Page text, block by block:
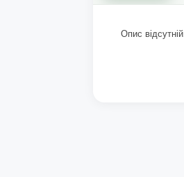
Опис відсутній.